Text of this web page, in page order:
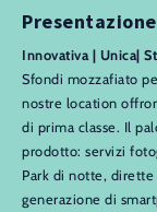
Innovativa | Unica|
Sfondi mozzafiato
nostre location
di prima classe. Il
prodotto: servizi
Park di notte,
generazione di